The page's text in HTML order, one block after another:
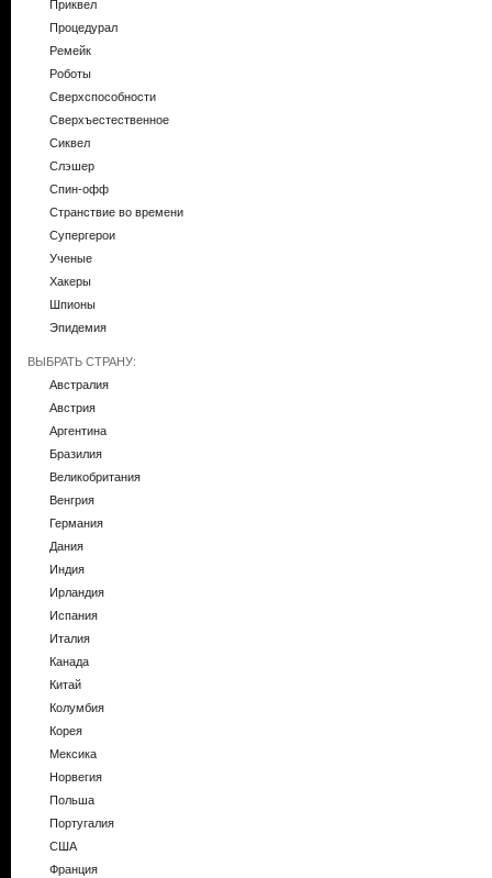
Приквел
Процедурал
Ремейк
Роботы
Сверхспособности
Сверхъестественное
Сиквел
Слэшер
Спин-офф
Странствие во времени
Супергерои
Ученые
Хакеры
Шпионы
Эпидемия
ВЫБРАТЬ СТРАНУ:
Австралия
Австрия
Аргентина
Бразилия
Великобритания
Венгрия
Германия
Дания
Индия
Ирландия
Испания
Италия
Канада
Китай
Колумбия
Корея
Мексика
Норвегия
Польша
Португалия
США
Франция